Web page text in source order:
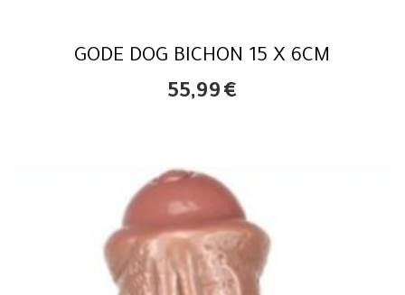
GODE DOG BICHON 15 X 6CM
55,99 €